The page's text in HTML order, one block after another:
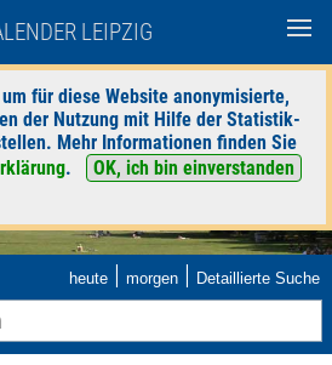
LEIPZIG
für diese Website anonymisierte,
der Nutzung mit Hilfe der Statistik-
Mehr Informationen finden Sie
.
OK, ich bin einverstanden
heute | morgen | Detaillierte Suche